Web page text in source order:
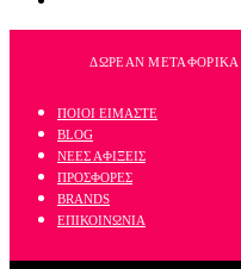
ΔΩΡΕΑΝ ΜΕΤΑΦΟΡΙΚΑ
ΠΟΙΟΙ ΕΙΜΑΣΤΕ
BLOG
ΝΕΕΣ ΑΦΙΞΕΙΣ
ΠΡΟΣΦΟΡΕΣ
BRANDS
ΕΠΙΚΟΙΝΩΝΙΑ